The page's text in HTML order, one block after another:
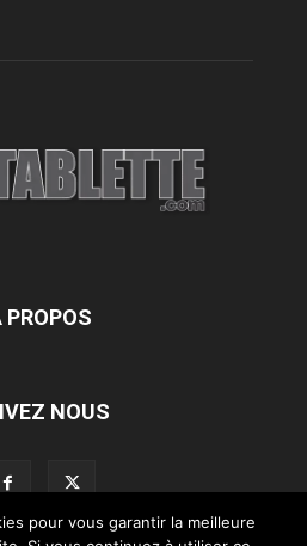
PROPOS
NOUS
pour vous garantir la meilleure